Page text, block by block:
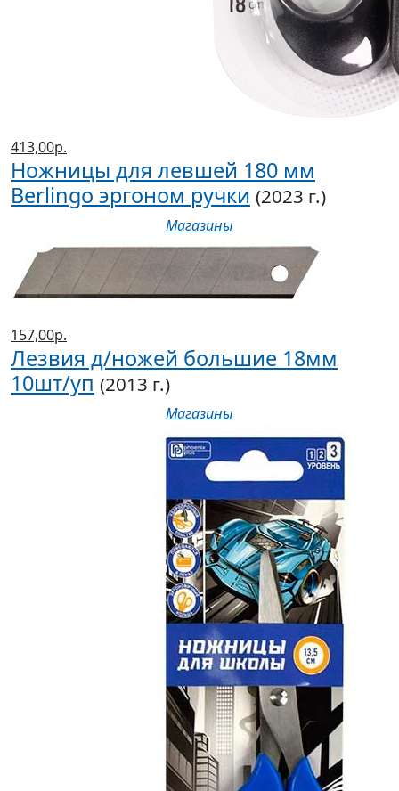
413,00р.
Ножницы для левшей 180 мм
Berlingo эргоном ручки (2023 г.)
Магазины
157,00р.
Лезвия д/ножей большие 18мм
10шт/уп (2013 г.)
Магазины